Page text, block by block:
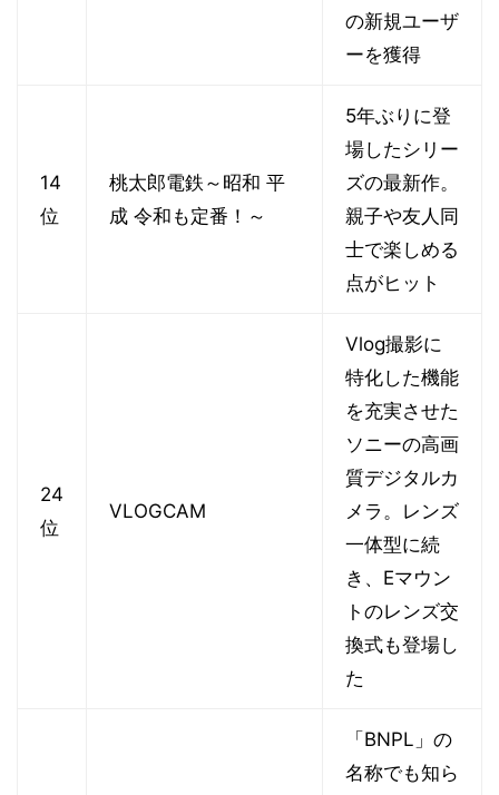
の新規ユーザ
ーを獲得
14
位
桃太郎電鉄～昭和 平
成 令和も定番！～
5年ぶりに登
場したシリー
ズの最新作。
親子や友人同
士で楽しめる
点がヒット
24
位
VLOGCAM
Vlog撮影に
特化した機能
を充実させた
ソニーの高画
質デジタルカ
メラ。レンズ
一体型に続
き、Eマウン
トのレンズ交
換式も登場し
た
「BNPL」の
名称でも知ら